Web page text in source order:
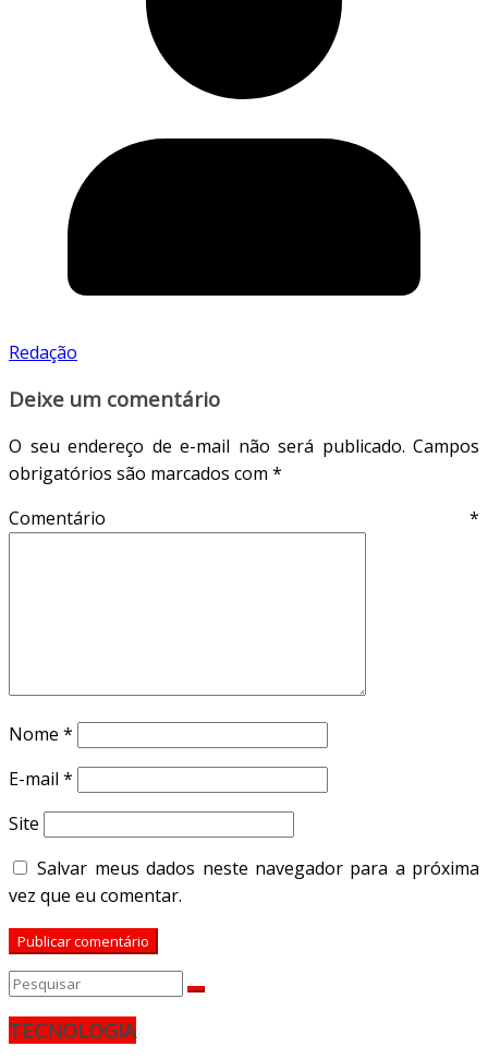
Redação
Deixe um comentário
O seu endereço de e-mail não será publicado. Campos
obrigatórios são marcados com *
Comentário *
Nome *
E-mail *
Site
Salvar meus dados neste navegador para a próxima
vez que eu comentar.
TECNOLOGIA